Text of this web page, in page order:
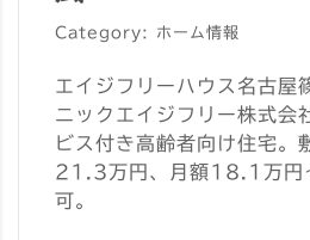
Category: ホーム情報
エイジフリーハウス名古屋
ニックエイジフリー株式会
ビス付き高齢者向け住宅
21.3万円、月額18.1万円
可。